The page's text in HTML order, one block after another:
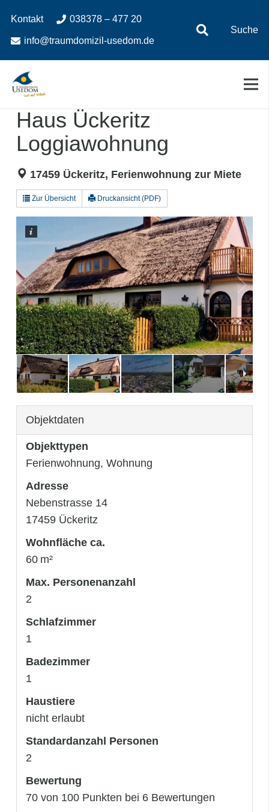
Inhalt
springen
Navigation
springen
Kontakt 038378 – 477 20
info@traumdomizil-usedom.de
Suche
Haus Ückeritz
Loggiawohnung
17459 Ückeritz, Ferienwohnung zur Miete
Zur Übersicht Druckansicht (PDF)
3/29
Objektdaten
Objekttypen
Ferienwohnung, Wohnung
Adresse
Nebenstrasse 14
17459 Ückeritz
Wohnfläche ca.
60 m²
Max. Personenanzahl
2
Schlafzimmer
1
Badezimmer
1
Haustiere
nicht erlaubt
Standardanzahl Personen
2
Bewertung
70 von 100 Punkten bei 6 Bewertungen